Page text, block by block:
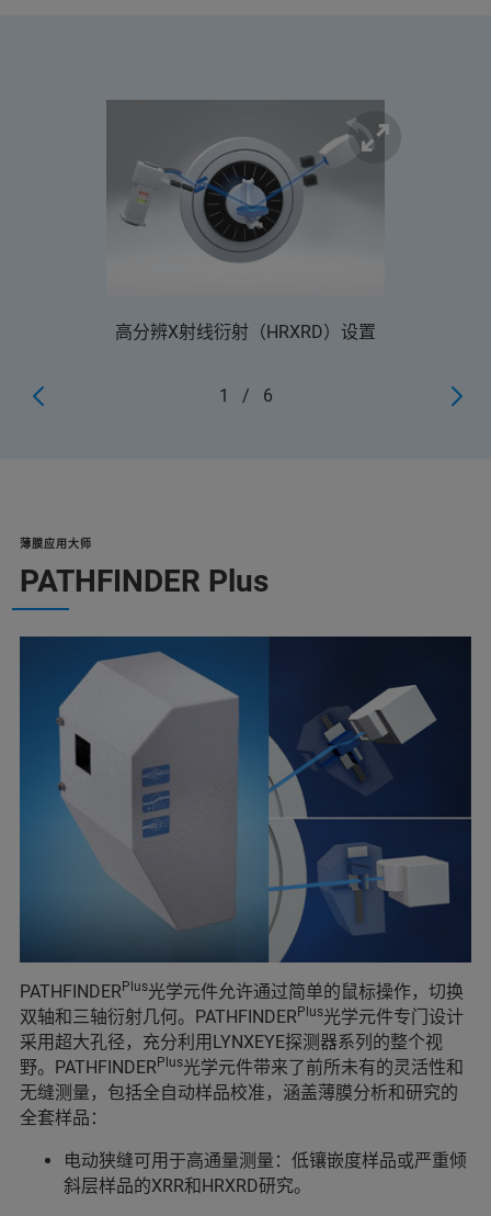
高分辨X射线衍射（HRXRD）设置
1 / 6
薄膜应用大师
PATHFINDER Plus
PATHFINDERPlus光学元件允许通过简单的鼠标操作，切换
双轴和三轴衍射几何。PATHFINDERPlus光学元件专门设计
采用超大孔径，充分利用LYNXEYE探测器系列的整个视
野。PATHFINDERPlus光学元件带来了前所未有的灵活性和
无缝测量，包括全自动样品校准，涵盖薄膜分析和研究的
全套样品：
电动狭缝可用于高通量测量：低镶嵌度样品或严重倾
斜层样品的XRR和HRXRD研究。